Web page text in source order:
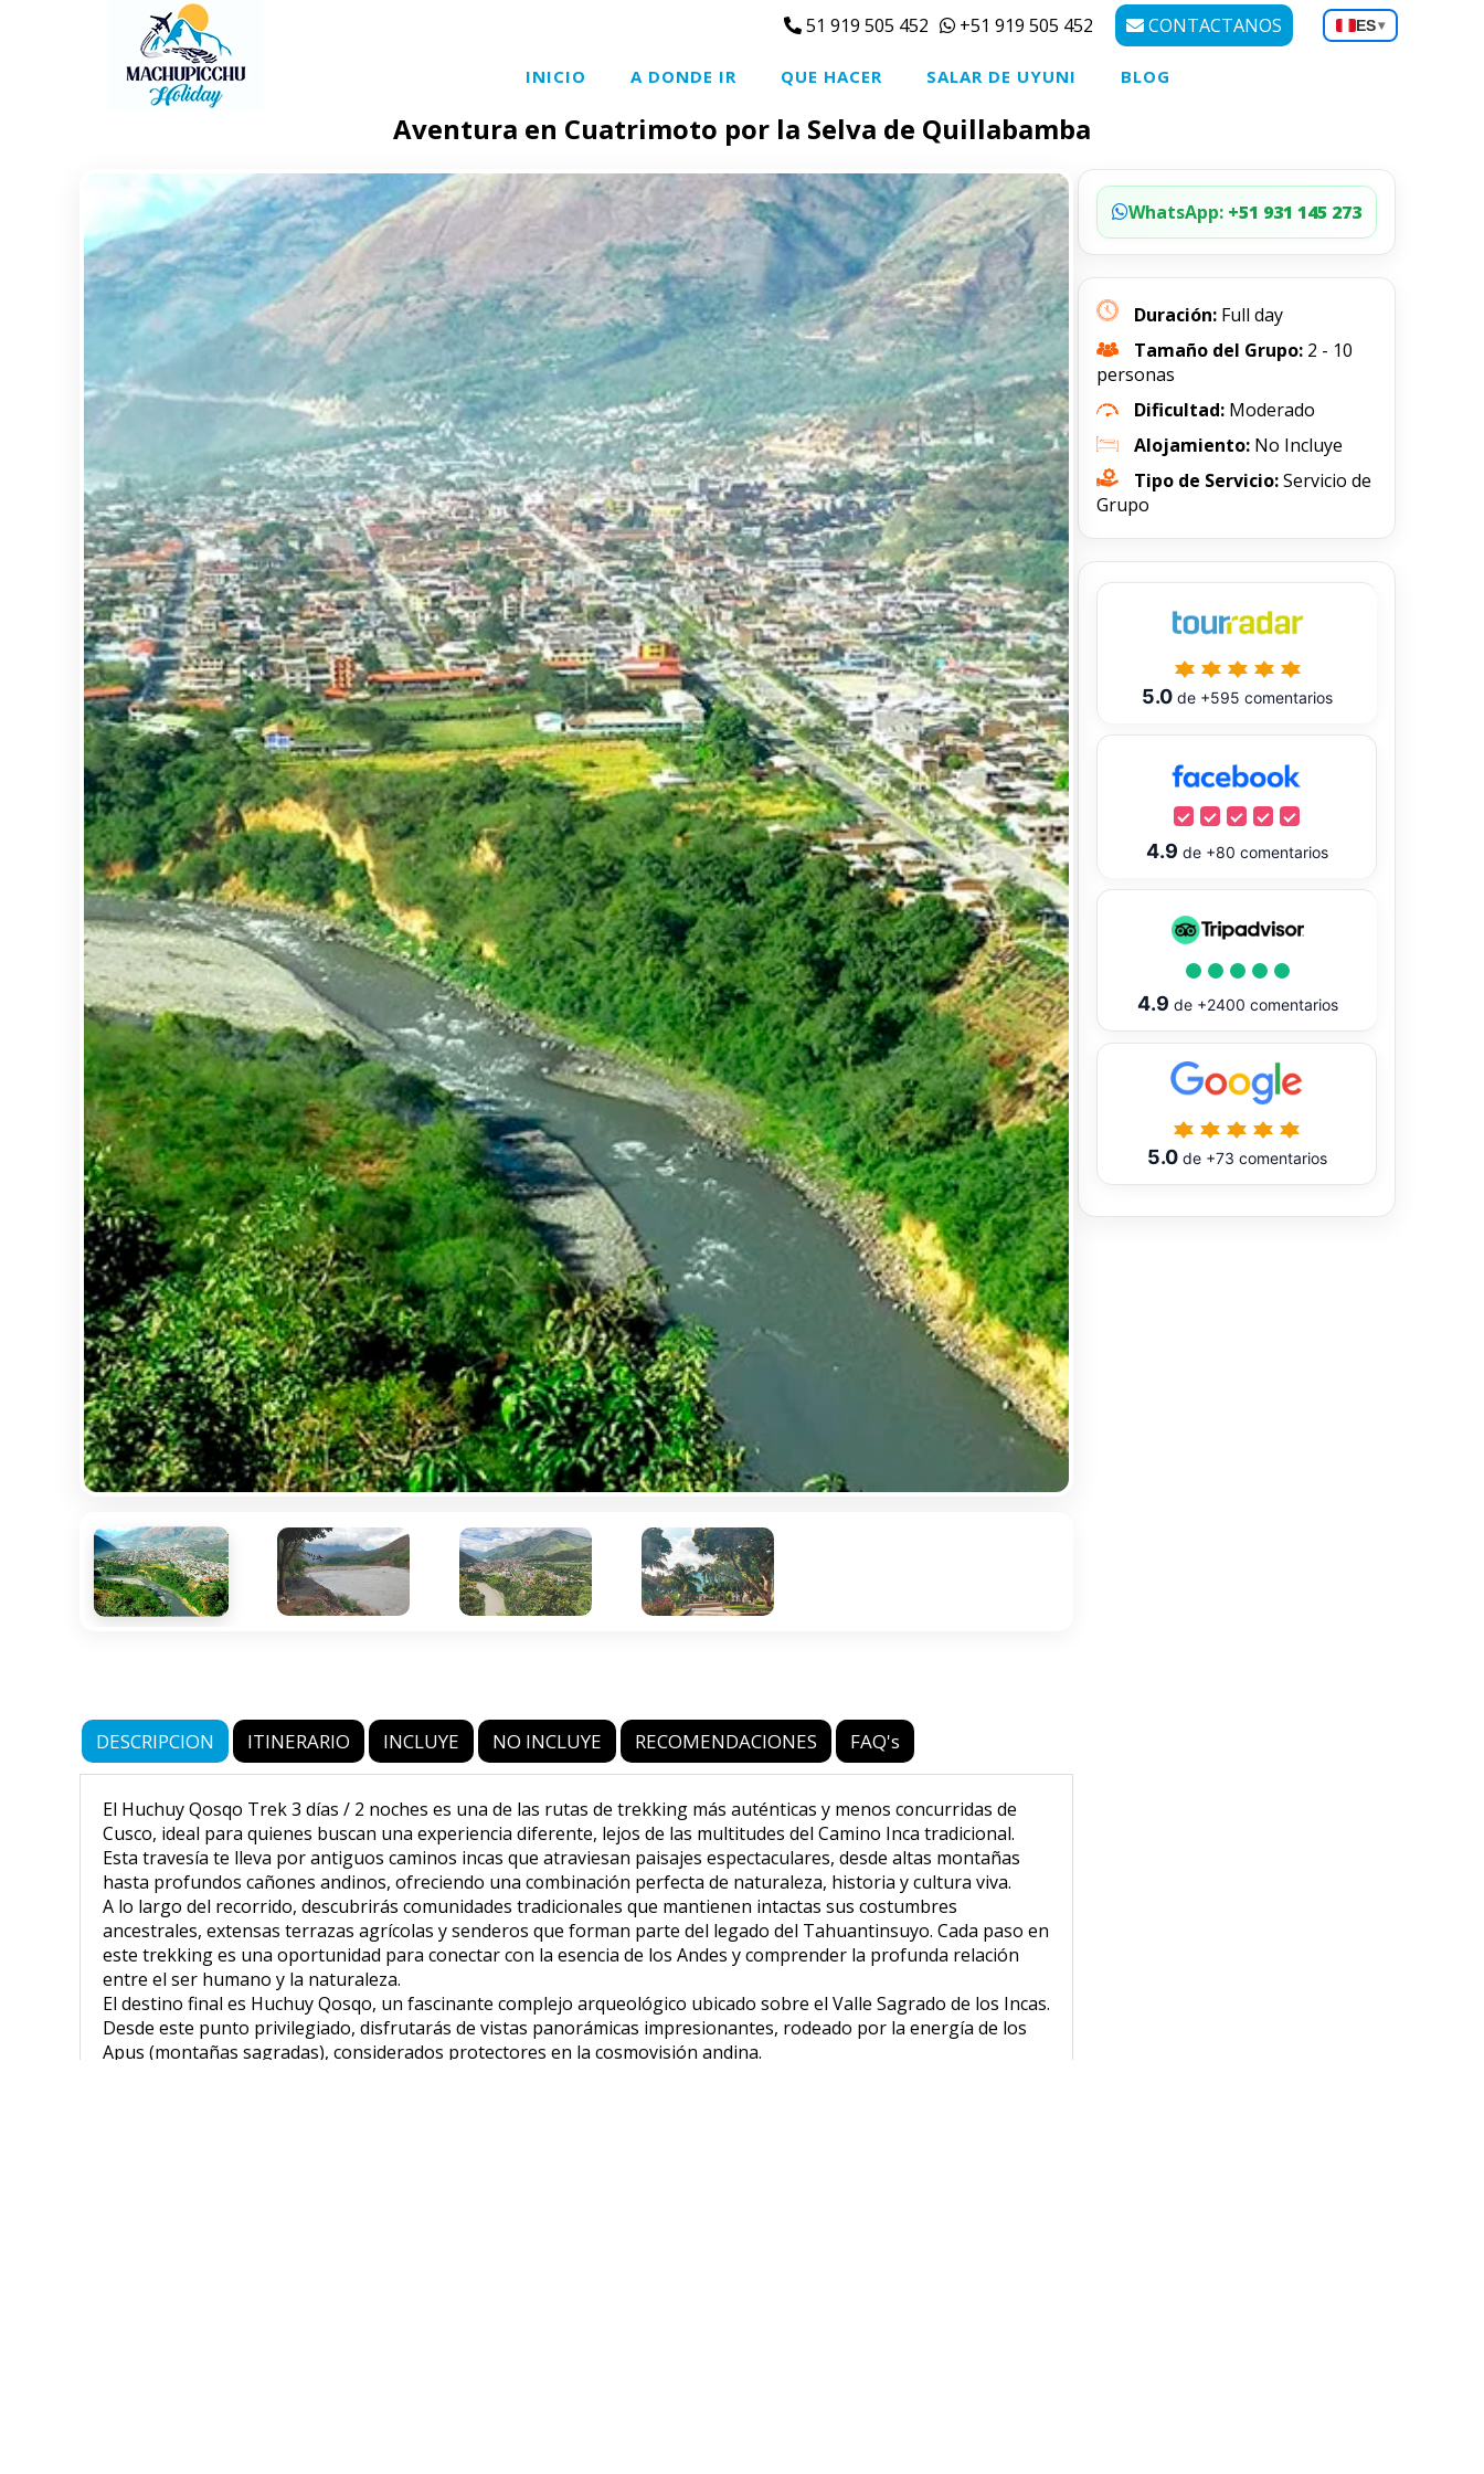
51 919 505 452 +51 919 505 452 CONTACTANOS ES▾
INICIO A DONDE IR QUE HACER SALAR DE UYUNI BLOG
Aventura en Cuatrimoto por la Selva de Quillabamba
DESCRIPCION ITINERARIO INCLUYE NO INCLUYE RECOMENDACIONES FAQ's
El Huchuy Qosqo Trek 3 días / 2 noches es una de las rutas de trekking más auténticas y menos concurridas de
Cusco, ideal para quienes buscan una experiencia diferente, lejos de las multitudes del Camino Inca tradicional.
Esta travesía te lleva por antiguos caminos incas que atraviesan paisajes espectaculares, desde altas montañas
hasta profundos cañones andinos, ofreciendo una combinación perfecta de naturaleza, historia y cultura viva.
A lo largo del recorrido, descubrirás comunidades tradicionales que mantienen intactas sus costumbres
ancestrales, extensas terrazas agrícolas y senderos que forman parte del legado del Tahuantinsuyo. Cada paso en
este trekking es una oportunidad para conectar con la esencia de los Andes y comprender la profunda relación
entre el ser humano y la naturaleza.
El destino final es Huchuy Qosqo, un fascinante complejo arqueológico ubicado sobre el Valle Sagrado de los Incas.
Desde este punto privilegiado, disfrutarás de vistas panorámicas impresionantes, rodeado por la energía de los
Apus (montañas sagradas), considerados protectores en la cosmovisión andina.
WhatsApp: +51 931 145 273
Duración: Full day
Tamaño del Grupo: 2 - 10
personas
Dificultad: Moderado
Alojamiento: No Incluye
Tipo de Servicio:Servicio de
Grupo
5.0 de +595 comentarios
4.9 de +80 comentarios
4.9 de +2400 comentarios
5.0de +73 comentarios